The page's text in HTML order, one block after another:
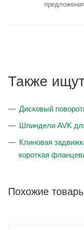
предложения
Также
Дисковый
Шпиндели AVK
Клиновая
короткая
Похожие